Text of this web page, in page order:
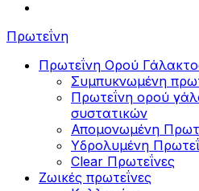
Πρωτεΐνη
Πρωτεΐνη Ορού
Συμπυκνωμένη
Πρωτεΐνη ορού
συστατικών
Απομονωμένη
Υδρολυμένη
Clear Πρωτεΐνες
Ζωικές πρωτεΐνες